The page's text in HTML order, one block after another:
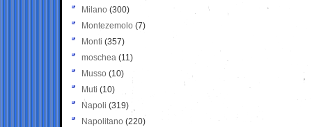
Milano (300)
Montezemolo (7)
Monti (357)
moschea (11)
Musso (10)
Muti (10)
Napoli (319)
Napolitano (220)